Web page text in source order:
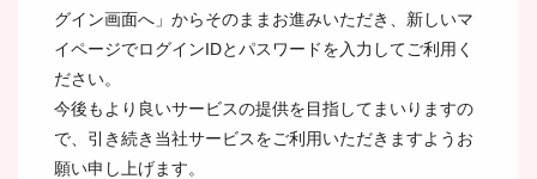
グイン画面へ」からそのままお進みいただき、新しいマ
イページでログインIDとパスワードを 入力してご利用く
ださい。
今後もより良いサービスの提供を目指してまいりますの
で、引き続き当社サービスをご利用いただきますようお
願い申し上げます。